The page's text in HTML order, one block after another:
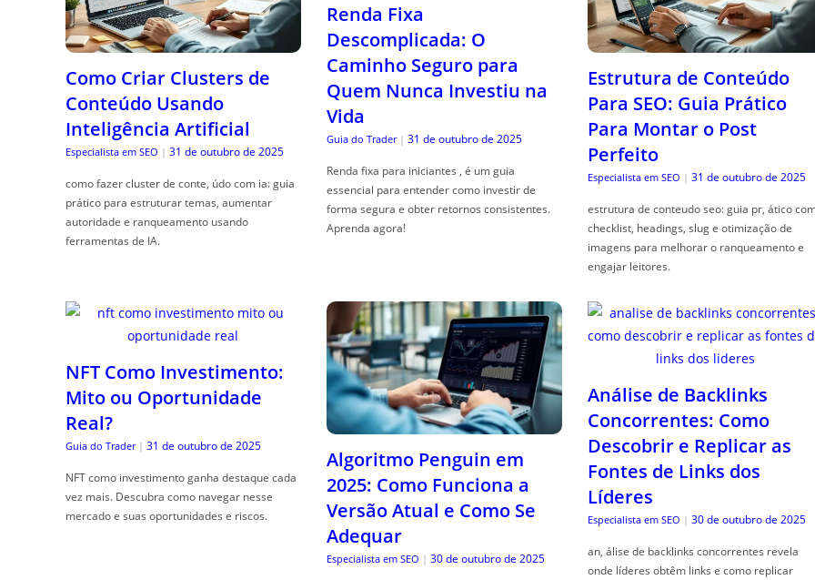
Como Criar Clusters de
Conteúdo Usando
Inteligência Artificial
Especialista em SEO | 31 de outubro de 2025
como fazer cluster de conte, údo com ia: guia
prático para estruturar temas, aumentar
autoridade e ranqueamento usando
ferramentas de IA.
Renda Fixa
Descomplicada: O
Caminho Seguro para
Quem Nunca Investiu na
Vida
Guia do Trader | 31 de outubro de 2025
Renda fixa para iniciantes , é um guia
essencial para entender como investir de
forma segura e obter retornos consistentes.
Aprenda agora!
Estrutura de Conteúdo
Para SEO: Guia Prático
Para Montar o Post
Perfeito
Especialista em SEO | 31 de outubro de 2025
estrutura de conteudo seo: guia pr, ático
checklist, headings, slug e otimização de
imagens para melhorar o ranqueamento e
engajar leitores.
NFT Como Investimento:
Mito ou Oportunidade
Real?
Guia do Trader | 31 de outubro de 2025
NFT como investimento ganha destaque cada
vez mais. Descubra como navegar nesse
mercado e suas oportunidades e riscos.
Algoritmo Penguin em
2025: Como Funciona a
Versão Atual e Como Se
Adequar
Especialista em SEO | 30 de outubro de 2025
Análise de Backlinks
Concorrentes: Como
Descobrir e Replicar as
Fontes de Links dos
Líderes
Especialista em SEO | 30 de outubro de 2025
an, álise de backlinks concorrentes revela
onde líderes obtêm links e como replicar